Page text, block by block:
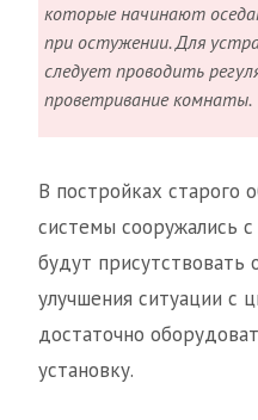
которые начинают
при остужении. Для
следует проводить
проветривание комнаты.
В постройках старого
системы сооружались
будут присутствовать
улучшения ситуации с
достаточно
установку.